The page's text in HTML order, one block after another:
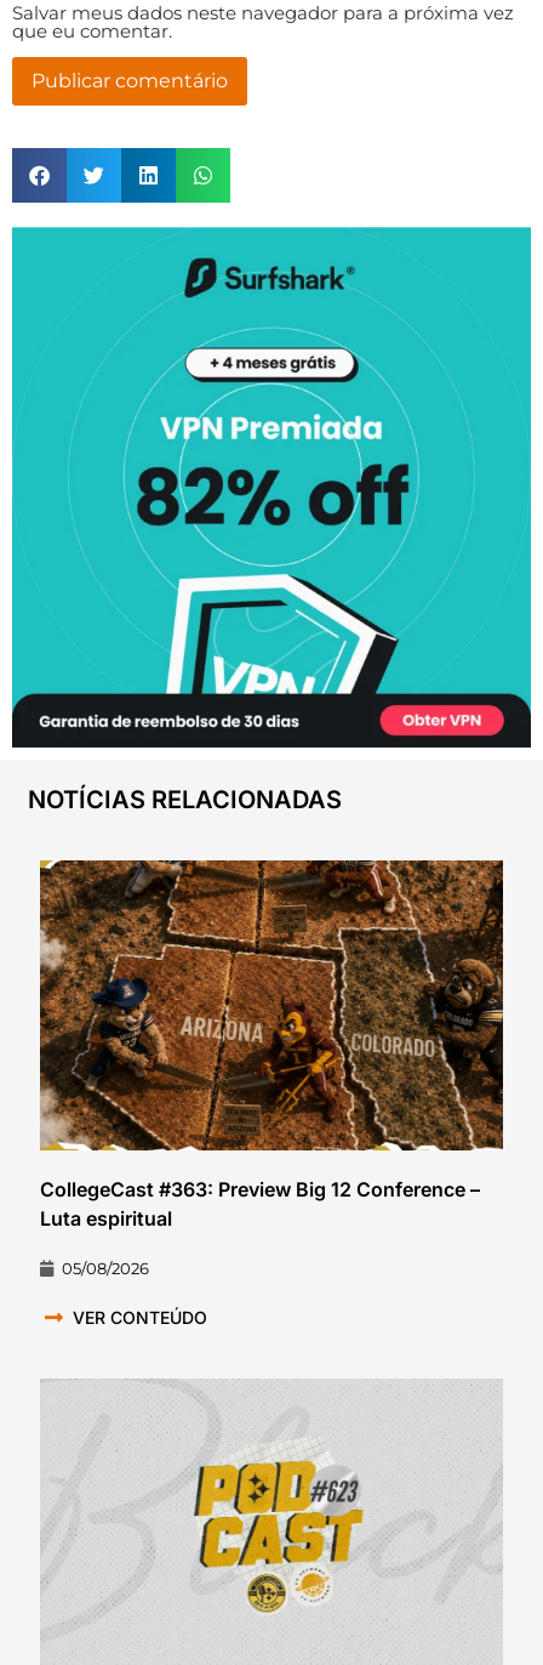
Salvar meus dados neste navegador para a próxima vez
que eu comentar.
NOTÍCIAS RELACIONADAS
CollegeCast #363: Preview Big 12 Conference –
Luta espiritual
05/08/2026
VER CONTEÚDO